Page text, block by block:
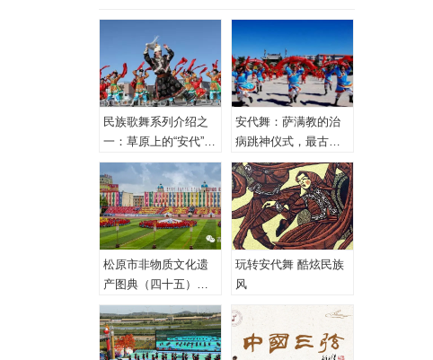
民族歌舞系列介绍之
一：草原上的“安代”和
安代舞
安代舞：萨满教的治
病跳神仪式，最古老
的心理治疗！
松原市非物质文化遗
产图典（四十五）蒙
古族安代舞
玩转安代舞 酷炫民族
风